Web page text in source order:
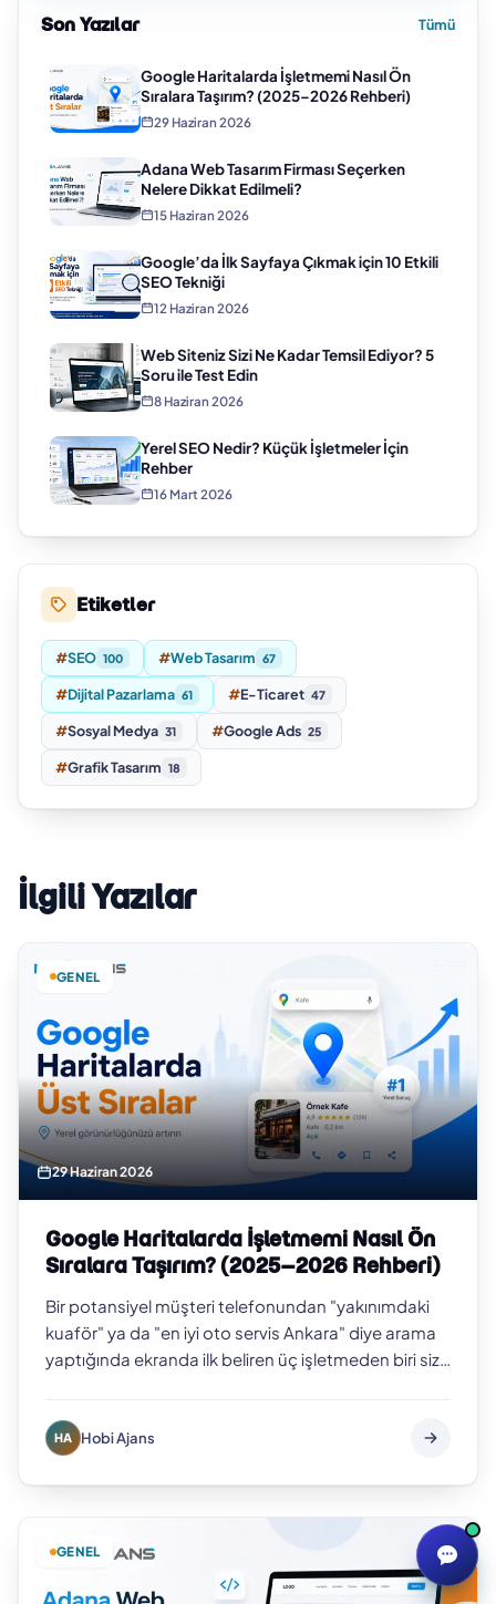
Son Yazılar Tümü
Google Haritalarda İşletmemi Nasıl Ön
Sıralara Taşırım? (2025–2026 Rehberi)
29 Haziran 2026
Adana Web Tasarım Firması Seçerken
Nelere Dikkat Edilmeli?
15 Haziran 2026
Google’da İlk Sayfaya Çıkmak için 10 Etkili
SEO Tekniği
12 Haziran 2026
Web Siteniz Sizi Ne Kadar Temsil Ediyor? 5
Soru ile Test Edin
8 Haziran 2026
Yerel SEO Nedir? Küçük İşletmeler İçin
Rehber
16 Mart 2026
Etiketler
#SEO 100 #Web Tasarım 67
#Dijital Pazarlama 61 #E-Ticaret 47
#Sosyal Medya 31 #Google Ads 25
#Grafik Tasarım 18
İlgili Yazılar
GENEL
29 Haziran 2026
Google Haritalarda İşletmemi Nasıl Ön
Sıralara Taşırım? (2025–2026 Rehberi)
Bir potansiyel müşteri telefonundan "yakınımdaki
kuaför" ya da "en iyi oto servis Ankara" diye arama
yaptığında ekranda ilk beliren üç işletmeden biri siz
HA Hobi Ajans
GENEL